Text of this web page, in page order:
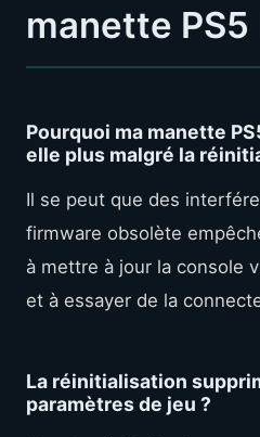
manette PS5
Pourquoi ma manette
elle plus malgré la
Il se peut que des
firmware obsolète
à mettre à jour la console
et à essayer de la
La réinitialisation
paramètres de jeu ?